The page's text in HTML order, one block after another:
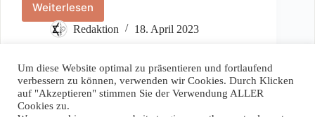
Weiterlesen
Auschwitz
–
Man
es
nicht
verstehen,
man
Redaktion 18. April 2023
Spenden / Donate
Um diese Website optimal zu präsentieren und fortlaufend
verbessern zu können, verwenden wir Cookies. Durch Klicken
auf "Akzeptieren" stimmen Sie der Verwendung ALLER
Cookies zu.